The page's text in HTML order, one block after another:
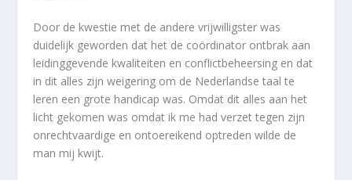
Door de kwestie met de andere vrijwilligster was
duidelijk geworden dat het de coördinator ontbrak aan
leidinggevende kwaliteiten en conflictbeheersing en dat
in dit alles zijn weigering om de Nederlandse taal te
leren een grote handicap was. Omdat dit alles aan het
licht gekomen was omdat ik me had verzet tegen zijn
onrechtvaardige en ontoereikend optreden wilde de
man mij kwijt.